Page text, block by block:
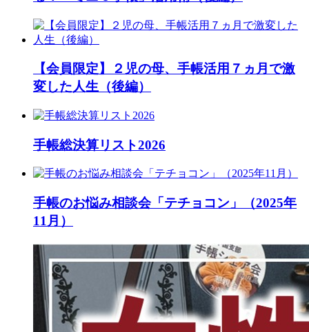
【会員限定】２児の母、手帳活用７ヵ月で激
変した人生（後編）
手帳総決算リスト2026
手帳のお悩み相談会「テチョコン」（2025年
11月）